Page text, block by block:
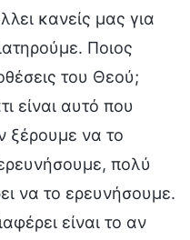
κανείς μας για
Ποιος
του Θεού;
είναι αυτό που
ξέρουμε να το
πολύ
να το ερευνήσουμε.
είναι το αν